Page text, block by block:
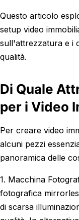
Questo articolo
setup video
sull'attrezzatura e i
qualità.
Di Quale
per i Video
Per creare video
alcuni pezzi
panoramica delle
1. Macchina
fotografica
di scarsa